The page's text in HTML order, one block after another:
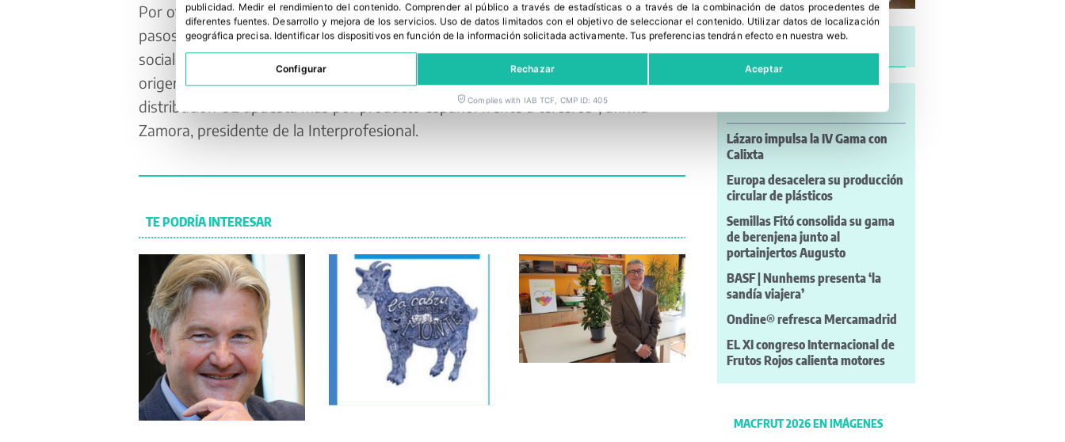
Por otro lado, la Interprofesional ‘Espárrago Verde de España’ dará los primeros
pasos con la toma de contacto con Administraciones, organizaciones y agentes
sociales para abrir mercados como el de EE.UU. “Vamos a apoyar el consumo de
origen España y a abrir nuevos mercados, en un contexto en el que la gran
distribución UE apuesta más por producto español frente a terceros”, afirma
Zamora, presidente de la Interprofesional.
TE PODRÍA INTERESAR
Lázaro impulsa la IV Gama con
Calixta
Europa desacelera su producción
circular de plásticos
Semillas Fitó consolida su gama
de berenjena junto al
portainjertos Augusto
BASF | Nunhems presenta ‘la
sandía viajera’
Ondine® refresca Mercamadrid
EL XI congreso Internacional de
Frutos Rojos calienta motores
MACFRUT 2026 EN IMÁGENES
publicidad. Medir el rendimiento del contenido. Comprender al público a través de estadísticas o a través de la combinación de datos procedentes de
diferentes fuentes. Desarrollo y mejora de los servicios. Uso de datos limitados con el objetivo de seleccionar el contenido. Utilizar datos de localización
geográfica precisa. Identificar los dispositivos en función de la información solicitada activamente.Tus preferencias tendrán efecto en nuestra web.
Configurar Rechazar Aceptar
Complies with IAB TCF, CMP ID: 405